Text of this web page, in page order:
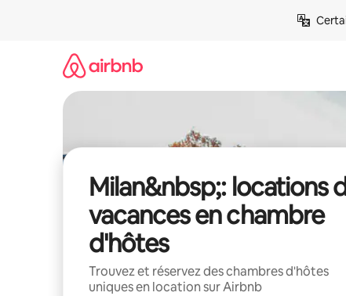
Milan&nbsp;: locations
vacances en chambre
d'hôtes
Trouvez et réservez des chambres d'hôtes
uniques en location sur Airbnb